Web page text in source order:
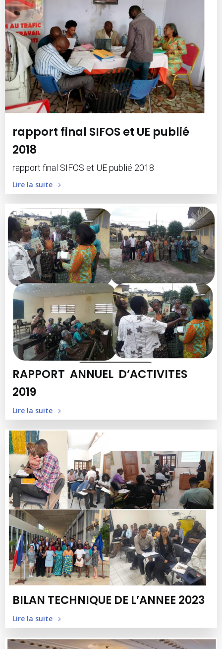
rapport final SIFOS et UE publié
2018
rapport final SIFOS et UE publié 2018
Lire la suite
RAPPORT ANNUEL D’ACTIVITES
2019
Lire la suite
BILAN TECHNIQUE DE L’ANNEE 2023
Lire la suite